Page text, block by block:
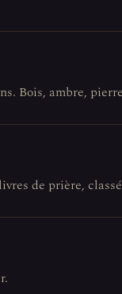
Bois, ambre,
de prière,